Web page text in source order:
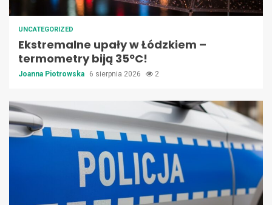
UNCATEGORIZED
Ekstremalne upały w Łódzkiem –
termometry biją 35ºC!
Joanna Piotrowska 6 sierpnia 2026 2